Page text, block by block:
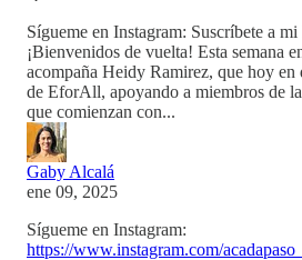
Sígueme en Instagram: Suscríbete a
¡Bienvenidos de vuelta! Esta semana
acompaña Heidy Ramirez, que hoy en
de EforAll, apoyando a miembros de
que comienzan con...
Gaby Alcalá
ene 09, 2025
Sígueme en Instagram:
https://www.instagram.com/